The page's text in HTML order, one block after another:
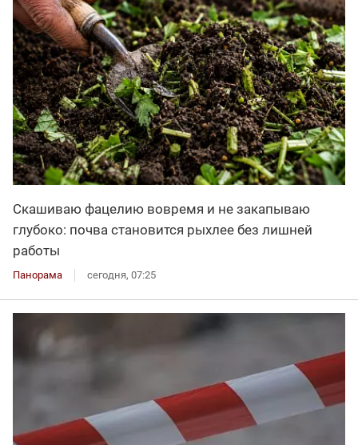
Скашиваю фацелию вовремя и не закапываю
глубоко: почва становится рыхлее без лишней
работы
Панорама сегодня, 07:25